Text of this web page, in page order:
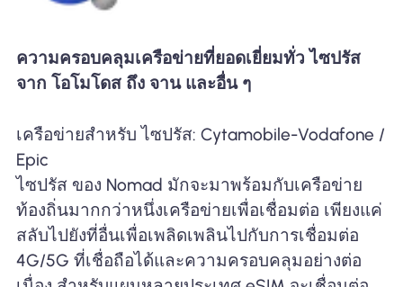
ความครอบคลุมเครือข่ายที่ยอดเยี่ยมทั่ว ไซปรัส
จาก โอโมโดส ถึง จาน และอื่น ๆ
เครือข่ายสำหรับ ไซปรัส: Cytamobile-Vodafone /
Epic
ไซปรัส ของ Nomad มักจะมาพร้อมกับเครือข่าย
ท้องถิ่นมากกว่าหนึ่งเครือข่ายเพื่อเชื่อมต่อ เพียงแค่
สลับไปยังที่อื่นเพื่อเพลิดเพลินไปกับการเชื่อมต่อ
4G/5G ที่เชื่อถือได้และความครอบคลุมอย่างต่อ